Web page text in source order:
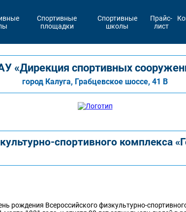
Спортивные
площадки
Спортивные
школы
Прайс-
лист
«Дирекция спортивных
город Калуга, Грабцевское шоссе, 41 В
спортивного комплекса
рождения Всероссийского физкультурно-